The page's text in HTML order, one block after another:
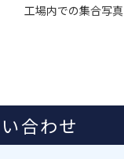
工場内での集合写真
合わせ